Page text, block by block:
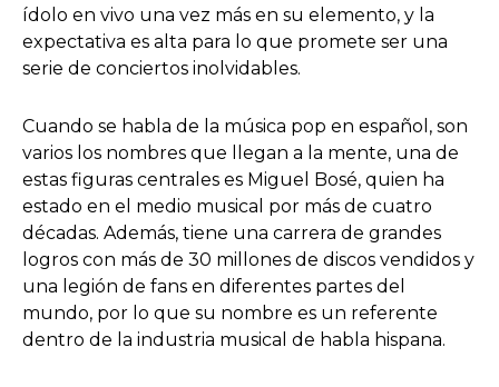
ídolo en vivo una vez más en su elemento, y la
expectativa es alta para lo que promete ser una
serie de conciertos inolvidables.
Cuando se habla de la música pop en español, son
varios los nombres que llegan a la mente, una de
estas figuras centrales es Miguel Bosé, quien ha
estado en el medio musical por más de cuatro
décadas. Además, tiene una carrera de grandes
logros con más de 30 millones de discos vendidos y
una legión de fans en diferentes partes del
mundo, por lo que su nombre es un referente
dentro de la industria musical de habla hispana.